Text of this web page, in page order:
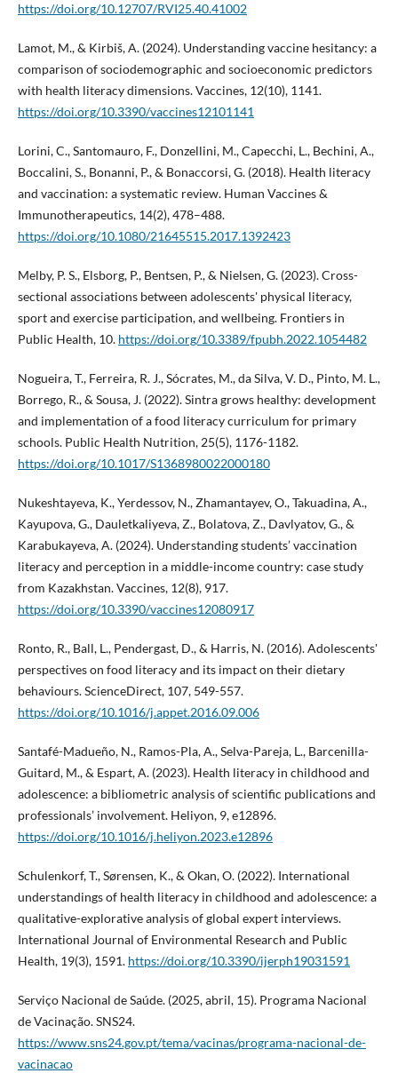
https://doi.org/10.12707/RVI25.40.41002
Lamot, M., & Kirbiš, A. (2024). Understanding vaccine hesitancy: a
comparison of sociodemographic and socioeconomic predictors
with health literacy dimensions. Vaccines, 12(10), 1141.
https://doi.org/10.3390/vaccines12101141
Lorini, C., Santomauro, F., Donzellini, M., Capecchi, L., Bechini, A.,
Boccalini, S., Bonanni, P., & Bonaccorsi, G. (2018). Health literacy
and vaccination: a systematic review. Human Vaccines &
Immunotherapeutics, 14(2), 478–488.
https://doi.org/10.1080/21645515.2017.1392423
Melby, P. S., Elsborg, P., Bentsen, P., & Nielsen, G. (2023). Cross-
sectional associations between adolescents' physical literacy,
sport and exercise participation, and wellbeing. Frontiers in
Public Health, 10. https://doi.org/10.3389/fpubh.2022.1054482
Nogueira, T., Ferreira, R. J., Sócrates, M., da Silva, V. D., Pinto, M. L.,
Borrego, R., & Sousa, J. (2022). Sintra grows healthy: development
and implementation of a food literacy curriculum for primary
schools. Public Health Nutrition, 25(5), 1176-1182.
https://doi.org/10.1017/S1368980022000180
Nukeshtayeva, K., Yerdessov, N., Zhamantayev, O., Takuadina, A.,
Kayupova, G., Dauletkaliyeva, Z., Bolatova, Z., Davlyatov, G., &
Karabukayeva, A. (2024). Understanding students’ vaccination
literacy and perception in a middle-income country: case study
from Kazakhstan. Vaccines, 12(8), 917.
https://doi.org/10.3390/vaccines12080917
Ronto, R., Ball, L., Pendergast, D., & Harris, N. (2016). Adolescents'
perspectives on food literacy and its impact on their dietary
behaviours. ScienceDirect, 107, 549-557.
https://doi.org/10.1016/j.appet.2016.09.006
Santafé-Madueño, N., Ramos-Pla, A., Selva-Pareja, L., Barcenilla-
Guitard, M., & Espart, A. (2023). Health literacy in childhood and
adolescence: a bibliometric analysis of scientific publications and
professionals’ involvement. Heliyon, 9, e12896.
https://doi.org/10.1016/j.heliyon.2023.e12896
Schulenkorf, T., Sørensen, K., & Okan, O. (2022). International
understandings of health literacy in childhood and adolescence: a
qualitative-explorative analysis of global expert interviews.
International Journal of Environmental Research and Public
Health, 19(3), 1591. https://doi.org/10.3390/ijerph19031591
Serviço Nacional de Saúde. (2025, abril, 15). Programa Nacional
de Vacinação. SNS24.
https://www.sns24.gov.pt/tema/vacinas/programa-nacional-de-
vacinacao